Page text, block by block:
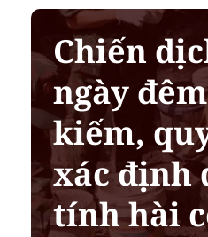
Chiến
ngày
kiếm,
xác định
tính hài